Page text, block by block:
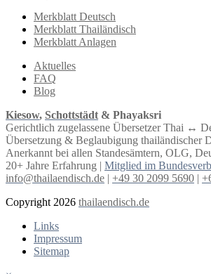
Merkblatt Deutsch
Merkblatt Thailändisch
Merkblatt Anlagen
Aktuelles
FAQ
Blog
Kiesow, Schottstädt & Phayaksri
Gerichtlich zugelassene Übersetzer Thai ↔︎
Übersetzung & Beglaubigung thailändischer
Anerkannt bei allen Standesämtern, OLG,
20+ Jahre Erfahrung | Mitglied im
info@thailaendisch.de | +49 30 2099 5690 |
Copyright 2026 thailaendisch.de
Links
Impressum
Sitemap